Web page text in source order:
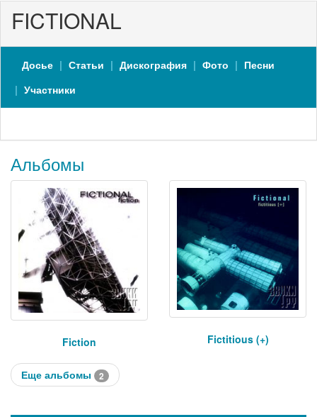
FICTIONAL
Досье Статьи Дискография Фото
Песни
Участники
Альбомы
Fiction Fictitious (+)
Еще альбомы 2